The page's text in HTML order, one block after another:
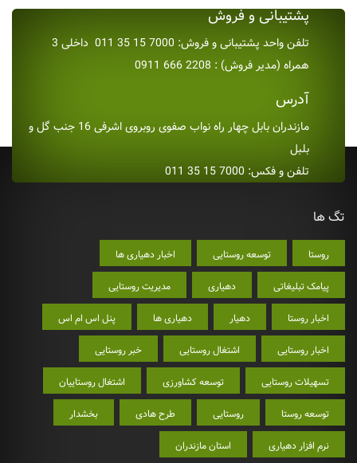
پشتیبانی و فروش
تلفن واحد پشتیبانی و فروش: 7000 15 35 011 داخلی 3
همراه (مدیر فروش) : 2208 666 0911
آدرس
مازندران بابل چهار راه نواب صفوی روبروی اشرفی 16 جنب گل و
بلبل
تلفن و فکس: 7000 15 35 011
تگ ها
روستا توسعه روستایی اخبار دهیاری ها
پیامک تبلیغاتی دهیاری مدیریت روستایی
اخبار روستا دهیار دهیاری ها پنل اس ام اس
اخبار روستایی اشتغال روستایی خبر روستایی
تسهیلات روستایی توسعه کشاورزی اشتغال روستاییان
توسعه روستا روستایی طرح هادی بخشدار
نرم افزار دهیاری استان مازندران